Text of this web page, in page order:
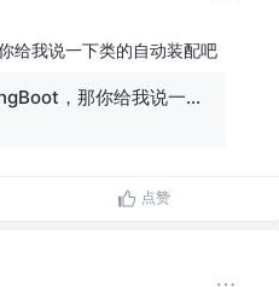
给我说一下类的自动装配吧
既然你精通SpringBoot，那你给我说一下类的自动装配吧
点赞